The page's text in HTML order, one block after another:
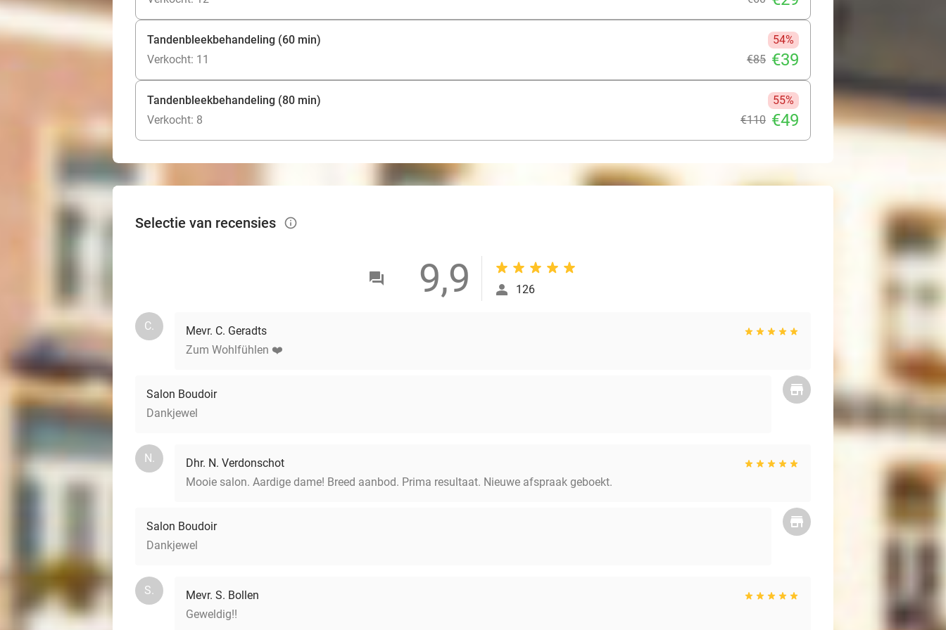
Tandenbleekbehandeling (60 min)
54%
Verkocht: 11
€85 €39
Tandenbleekbehandeling (80 min)
55%
Verkocht: 8
€110 €49
Selectie van recensies info_outlined
9,9 126
C.
Mevr. C. Geradts
Zum Wohlfühlen ❤️
Salon Boudoir
Dankjewel
N.
Dhr. N. Verdonschot
Mooie salon. Aardige dame! Breed aanbod. Prima resultaat. Nieuwe afspraak geboekt.
Salon Boudoir
Dankjewel
S.
Mevr. S. Bollen
Geweldig!!